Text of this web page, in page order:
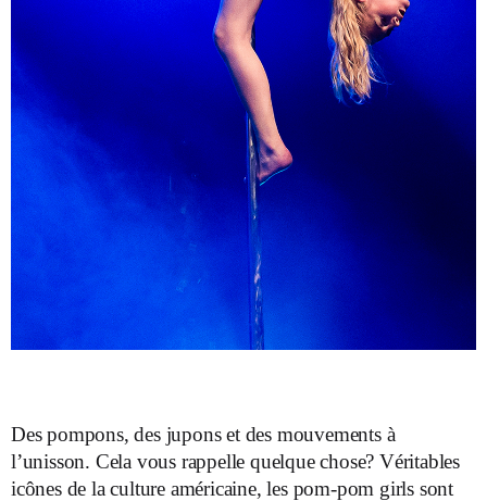
Des pompons, des jupons et des mouvements à
l’unisson. Cela vous rappelle quelque chose? Véritables
icônes de la culture américaine, les pom-pom girls sont